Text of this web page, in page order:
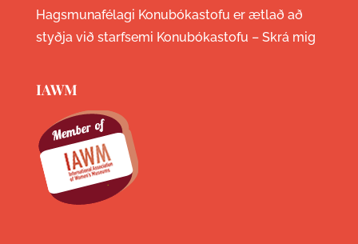
Hagsmunafélagi Konubókastofu er ætlað að
styðja við starfsemi Konubókastofu – Skrá mig
IAWM